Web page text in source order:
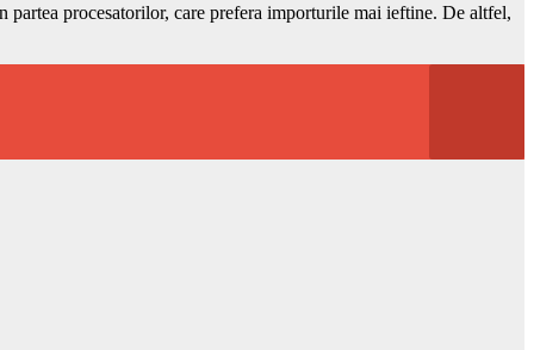
procesatorilor, care prefera importurile mai ieftine. De altfel,